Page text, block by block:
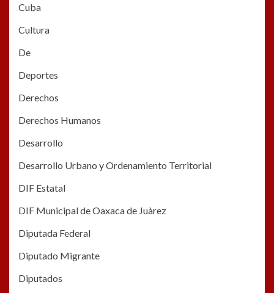
Cuba
Cultura
De
Deportes
Derechos
Derechos Humanos
Desarrollo
Desarrollo Urbano y Ordenamiento Territorial
DIF Estatal
DIF Municipal de Oaxaca de Juàrez
Diputada Federal
Diputado Migrante
Diputados